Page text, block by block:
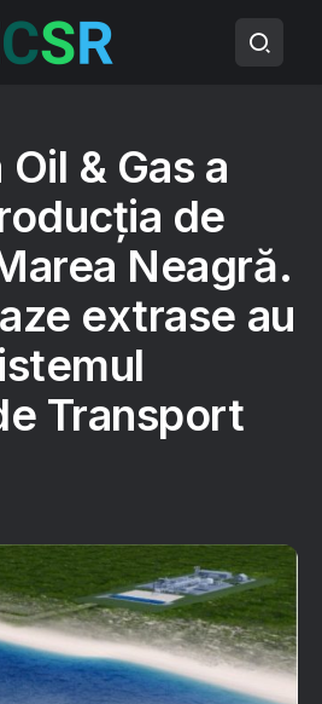
& Gas a
de
Neagră.
extrase au
Transport